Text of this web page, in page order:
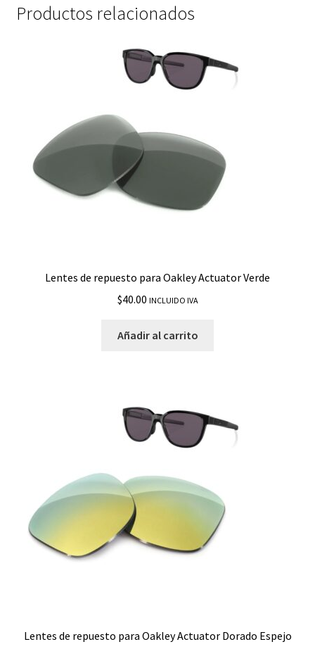
Productos relacionados
Lentes de repuesto para Oakley Actuator Verde
$40.00 INCLUIDO IVA
Añadir al carrito
Lentes de repuesto para Oakley Actuator Dorado Espejo